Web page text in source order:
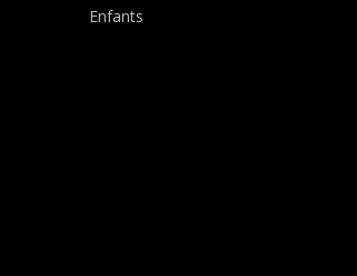
Enfants